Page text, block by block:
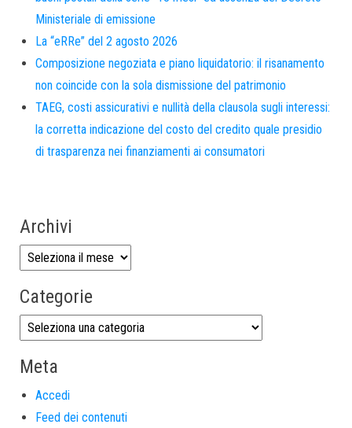
Ministeriale di emissione
La “eRRe” del 2 agosto 2026
Composizione negoziata e piano liquidatorio: il risanamento
non coincide con la sola dismissione del patrimonio
TAEG, costi assicurativi e nullità della clausola sugli interessi:
la corretta indicazione del costo del credito quale presidio
di trasparenza nei finanziamenti ai consumatori
Archivi
Categorie
Meta
Accedi
Feed dei contenuti